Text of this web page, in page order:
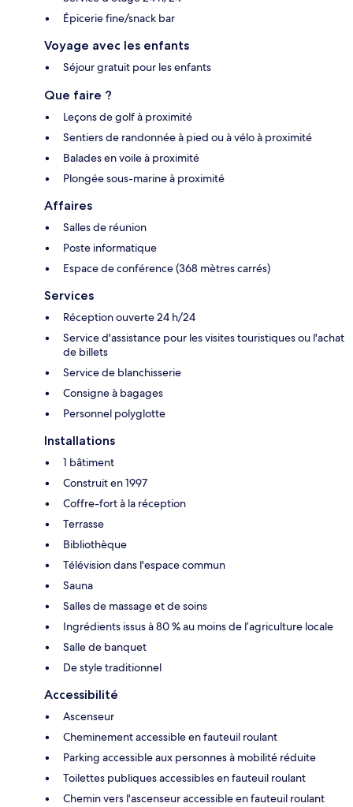
Épicerie fine/snack bar
Voyage avec les enfants
Séjour gratuit pour les enfants
Que faire ?
Leçons de golf à proximité
Sentiers de randonnée à pied ou à vélo à proximité
Balades en voile à proximité
Plongée sous-marine à proximité
Affaires
Salles de réunion
Poste informatique
Espace de conférence (368 mètres carrés)
Services
Réception ouverte 24 h/24
Service d'assistance pour les visites touristiques ou l'achat
de billets
Service de blanchisserie
Consigne à bagages
Personnel polyglotte
Installations
1 bâtiment
Construit en 1997
Coffre-fort à la réception
Terrasse
Bibliothèque
Télévision dans l'espace commun
Sauna
Salles de massage et de soins
Ingrédients issus à 80 % au moins de l’agriculture locale
Salle de banquet
De style traditionnel
Accessibilité
Ascenseur
Cheminement accessible en fauteuil roulant
Parking accessible aux personnes à mobilité réduite
Toilettes publiques accessibles en fauteuil roulant
Chemin vers l'ascenseur accessible en fauteuil roulant